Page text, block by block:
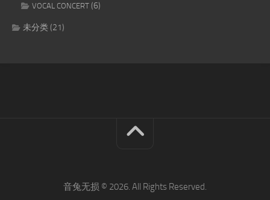
VOCAL CONCERT (6)
未分类(21)
音兔无损 © 2026. All Rights Reserved.